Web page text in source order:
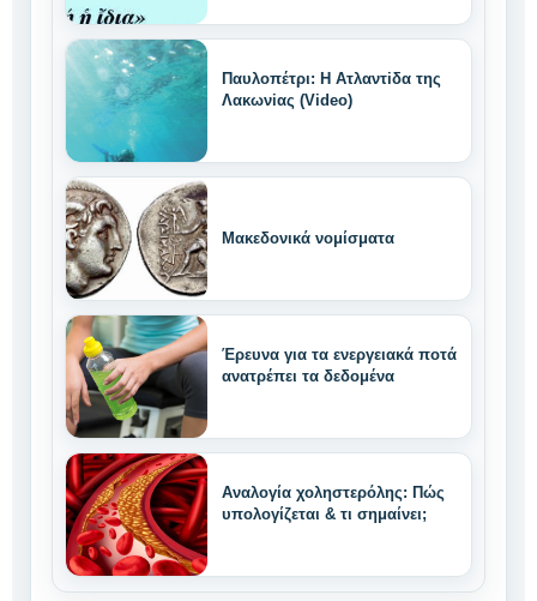
Παυλοπέτρι: Η Ατλαντiδα της
Λακωνiας (Video)
Μακεδονικά νομίσματα
Έρευνα για τα ενεργειακά ποτά
ανατρέπει τα δεδομένα
Αναλογία χοληστερόλης: Πώς
υπολογίζεται & τι σημαίνει;